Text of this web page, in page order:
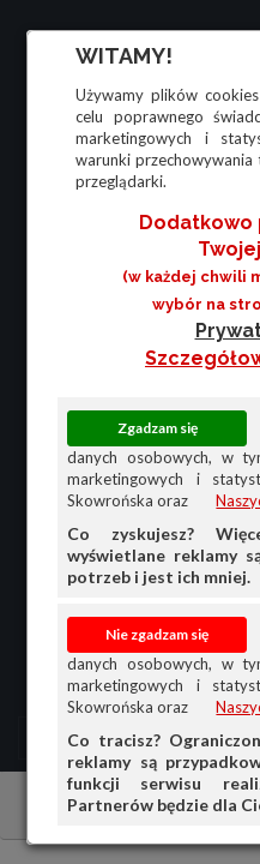
WITAMY!
Używamy plików
celu poprawnego
marketingowych i
warunki
przeglądarki.
(w każdej chwili
wybór na
danych osobowych, w
marketingowych i
Skowrońska oraz
Co zyskujesz?
wyświetlane reklamy
potrzeb i jest ich mniej.
danych osobowych, w
marketingowych i
Skowrońska oraz
Co tracisz?
reklamy są
funkcji serwisu
Partnerów będzie dla
MENU
Maszyny i urządzenia